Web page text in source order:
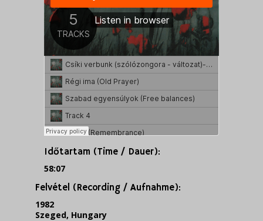
Időtartam (Time / Dauer):
58:07
Felvétel (Recording / Aufnahme):
1982
Szeged, Hungary